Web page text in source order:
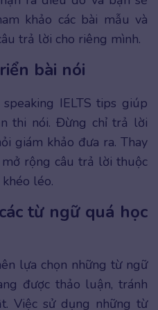
khảo các bài mẫu và
trả lời cho riêng mình.
bài nói
IELTS tips giúp
thi nói. Đừng chỉ trả lời
giám khảo đưa ra. Thay
rộng câu trả lời thuộc
léo.
từ ngữ quá học
lựa chọn những từ ngữ
được thảo luận, tránh
Việc sử dụng những từ